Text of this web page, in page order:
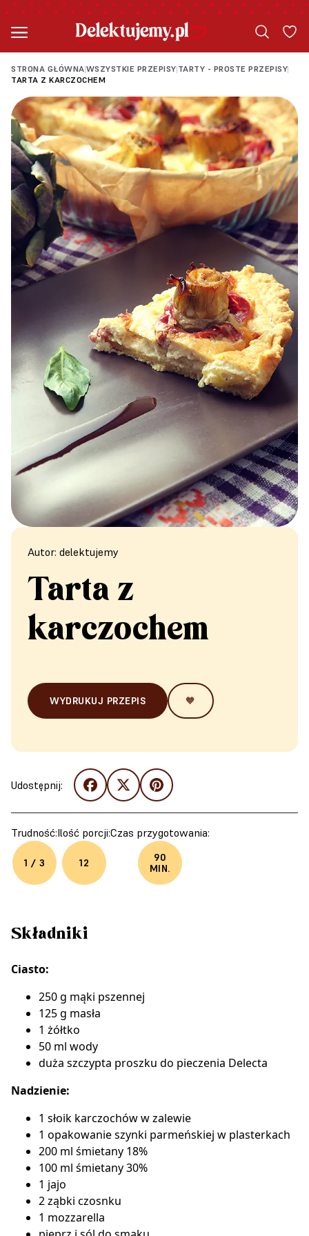
STRONA GŁÓWNA|WSZYSTKIE PRZEPISY|TARTY - PROSTE PRZEPISY|
TARTA Z KARCZOCHEM
Autor: delektujemy
Tarta z
karczochem
WYDRUKUJ PRZEPIS 🧡
Udostępnij:
Trudność:
1 / 3
Ilość porcji:
12
Czas przygotowania:
90
MIN.
Składniki
Ciasto:
250 g mąki pszennej
125 g masła
1 żółtko
50 ml wody
duża szczypta proszku do pieczenia Delecta
Nadzienie:
1 słoik karczochów w zalewie
1 opakowanie szynki parmeńskiej w plasterkach
200 ml śmietany 18%
100 ml śmietany 30%
1 jajo
2 ząbki czosnku
1 mozzarella